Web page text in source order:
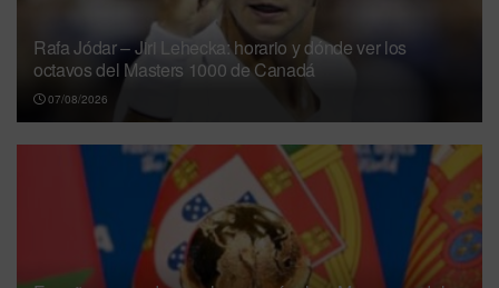
Rafa Jódar – Jiri Lehecka: horario y dónde ver los
octavos del Masters 1000 de Canadá
07/08/2026